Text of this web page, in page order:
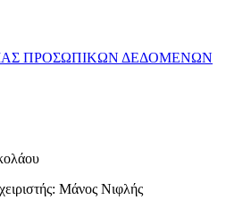
ΠΡΟΣΩΠΙΚΩΝ ΔΕΔΟΜΕΝΩΝ
Μάνος Νιφλής